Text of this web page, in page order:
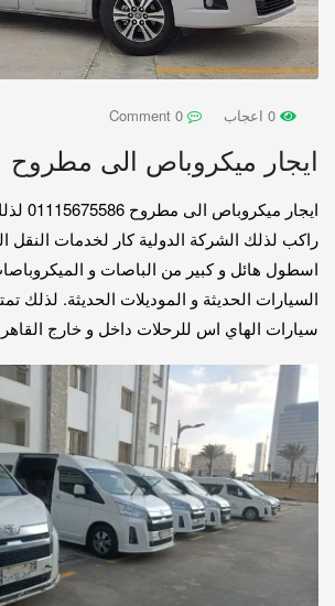
ايجار ميكروباص الى مطروح
راكب لذلك الشركة الدولية كار لخدمات النقل
اسطول هائل و كبير من الباصات و
السيارات الحديثة و الموديلات الحديثة. لذلك
سيارات الهاي اس للرحلات داخل و خارج